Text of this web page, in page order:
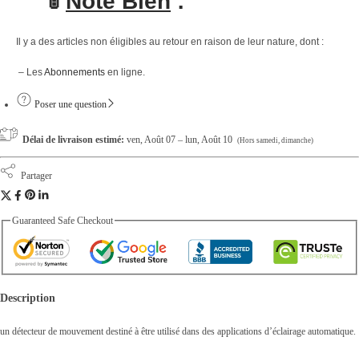
0
n
t
Il y a des articles non éligibles au retour en raison de leur nature, dont :
– LesAbonnements en ligne.
Poser une question
Délai de livraison estimé: ven, Août 07 – lun, Août 10 (Hors samedi, dimanche)
Partager
Guaranteed Safe Checkout
Description
un détecteur de mouvement destiné à être utilisé dans des applications d’éclairage automatique.